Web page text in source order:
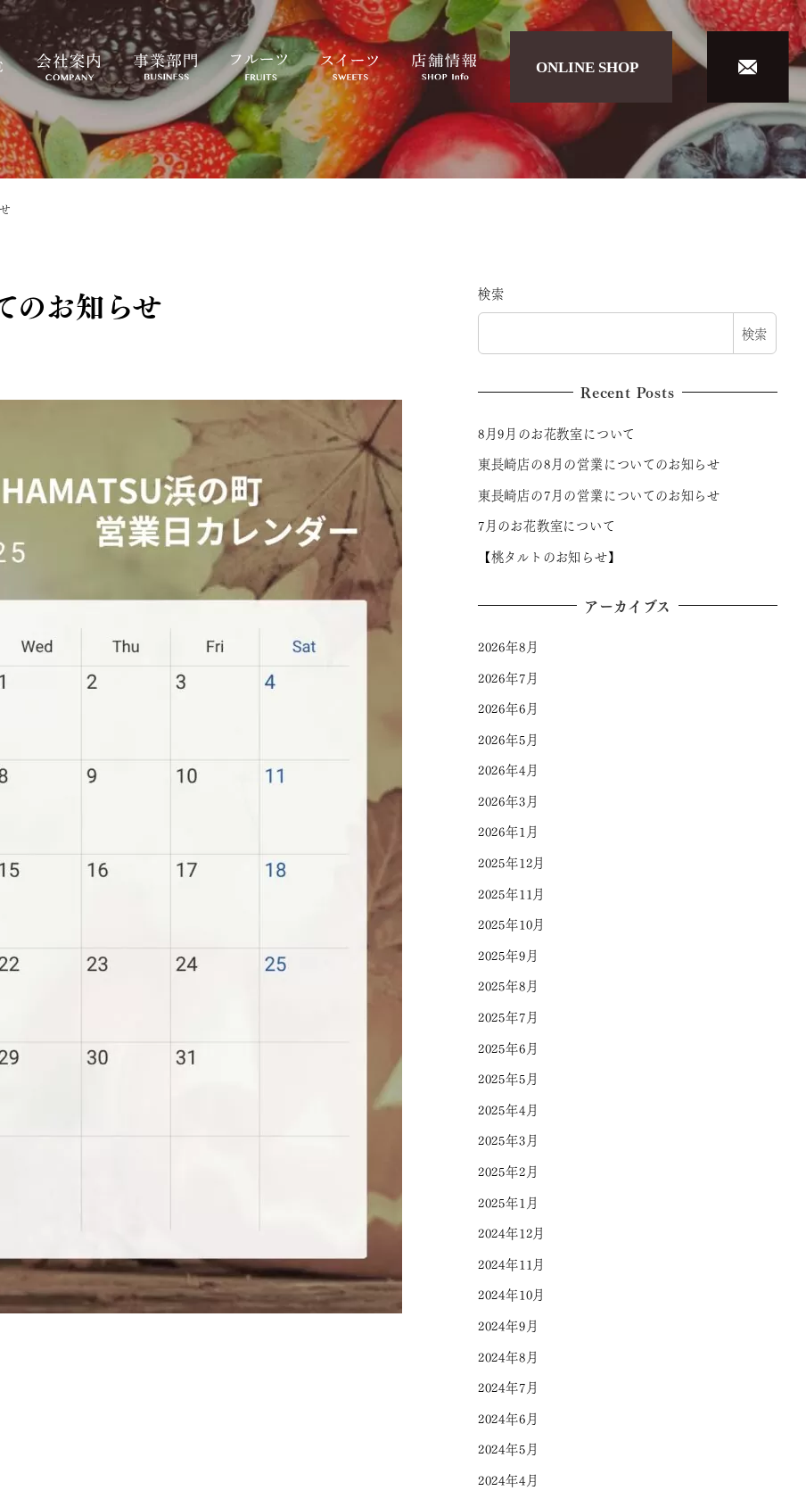
のお知らせ 検索
検索
Recent Posts
8月9月のお花教室について
東長崎店の8月の営業についてのお知らせ
東長崎店の7月の営業についてのお知らせ
7月のお花教室について
【桃タルトのお知らせ】
アーカイブス
2026年8月
2026年7月
2026年6月
2026年5月
2026年4月
2026年3月
2026年1月
2025年12月
2025年11月
2025年10月
2025年9月
2025年8月
2025年7月
2025年6月
2025年5月
2025年4月
2025年3月
2025年2月
2025年1月
2024年12月
2024年11月
2024年10月
2024年9月
2024年8月
2024年7月
2024年6月
2024年5月
2024年4月